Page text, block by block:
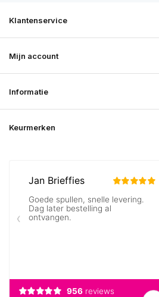
Klantenservice
Mijn account
Informatie
Keurmerken